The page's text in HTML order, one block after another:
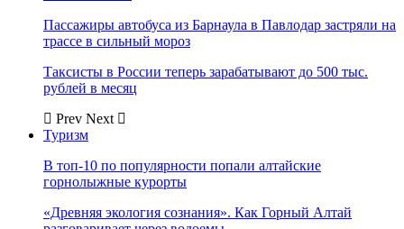
Пассажиры автобуса из Барнаула в Павлодар застряли на
трассе в сильный мороз
Таксисты в России теперь зарабатывают до 500 тыс.
рублей в месяц
Prev Next
Туризм
В топ-10 по популярности попали алтайские
горнолыжные курорты
«Древняя экология сознания». Как Горный Алтай